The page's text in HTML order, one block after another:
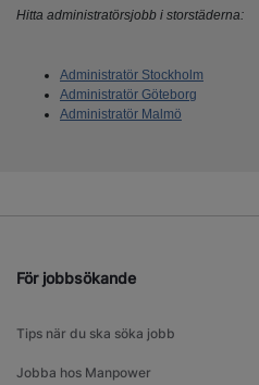
Hitta administratörsjobb i storstäderna:
Administratör Stockholm
Administratör Göteborg
Administratör Malmö
För jobbsökande
Tips när du ska söka jobb
Jobba hos Manpower